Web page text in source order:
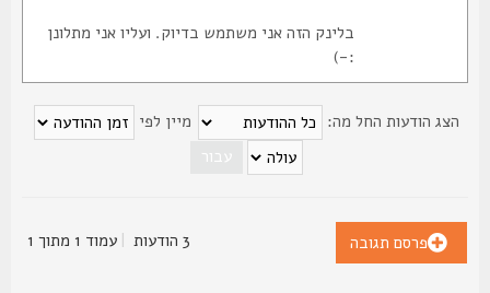
בלינק הזה אני משתמש בדיוק. ועליו אני מתלונן
הודעות החל מה: מיין לפי
פרסם תגובה |עמוד1מתוך1